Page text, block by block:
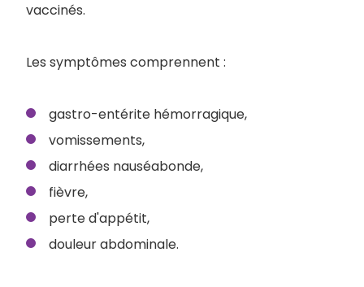
vaccinés.
Les symptômes comprennent :
gastro-entérite hémorragique,
vomissements,
diarrhées nauséabonde,
fièvre,
perte d'appétit,
douleur abdominale.